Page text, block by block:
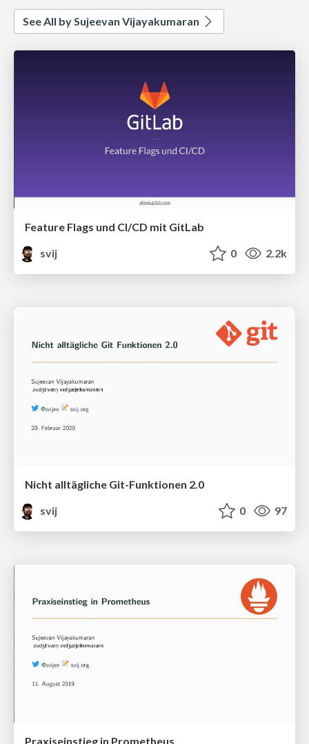
See All by Sujeevan Vijayakumaran
Feature Flags und CI/CD mit GitLab
svij
0 2.2k
Nicht alltägliche Git-Funktionen 2.0
svij
0 97
Praxiseinstieg in Prometheus